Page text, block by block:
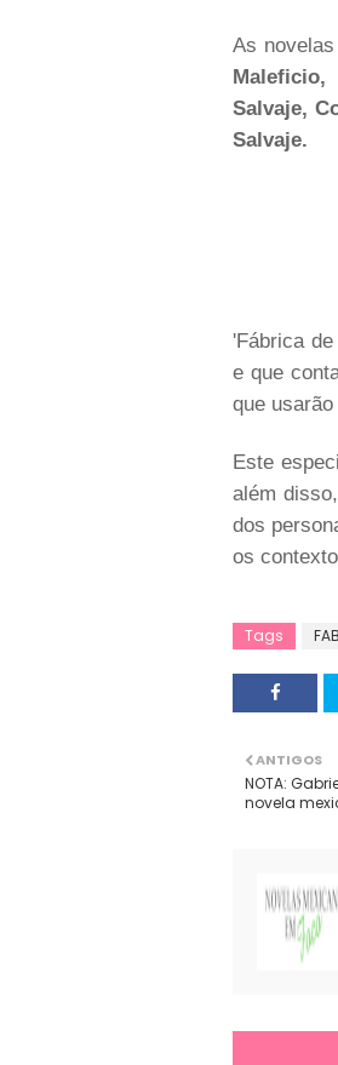
As
Salvaje,
Salvaje.
'Fábrica
e que
que
Este
além
dos
os
Tags
ANTIGOS
NOTA:
novela